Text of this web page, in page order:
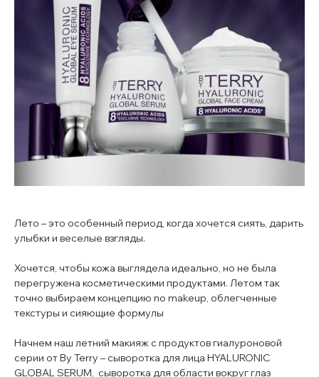
Лето – это особенный период, когда хочется сиять, дарить
улыбки и веселые взгляды.
Хочется, чтобы кожа выглядела идеально, но не была
перегружена косметическими продуктами. Летом так
точно выбираем концепцию no makeup, облегченные
текстуры и сияющие формулы
Начнем наш летний макияж с продуктов гиалуроновой
серии от By Terry – сыворотка для лица HYALURONIC
GLOBAL SERUM, сыворотка для области вокруг глаз